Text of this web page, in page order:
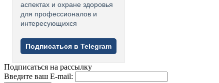
аспектах и охране здоровья
для профессионалов и
интересующихся
Подписаться в Telegram
Подписаться на рассылку
Введите ваш E-mail: